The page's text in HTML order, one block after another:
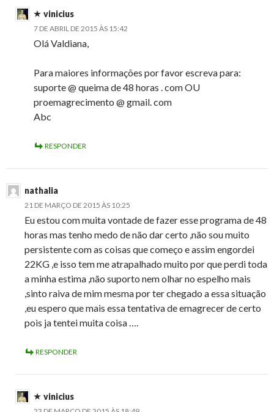
vinicius
7 DE ABRIL DE 2015 ÀS 15:42
Olá Valdiana,
Para maiores informações por favor escreva para:
suporte @ queima de 48 horas . com OU
proemagrecimento @ gmail. com
Abc
RESPONDER
nathalia
21 DE MARÇO DE 2015 ÀS 10:25
Eu estou com muita vontade de fazer esse programa de 48
horas mas tenho medo de não dar certo ,não sou muito
persistente com as coisas que começo e assim engordei
22KG ,e isso tem me atrapalhado muito por que perdi toda
a minha estima ,não suporto nem olhar no espelho mais
,sinto raiva de mim mesma por ter chegado a essa situação
,eu espero que mais essa tentativa de emagrecer de certo
pois ja tentei muita coisa ….
RESPONDER
vinicius